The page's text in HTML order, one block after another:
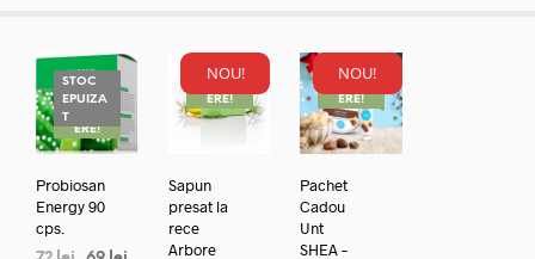
STOC
EPUIZA
TREDUC
ERE!
Probiosan
Energy 90
cps.
NOU!
REDUC
ERE!
Sapun
presat la
rece
Arbore
NOU!
REDUC
ERE!
Pachet
Cadou
Unt
SHEA –